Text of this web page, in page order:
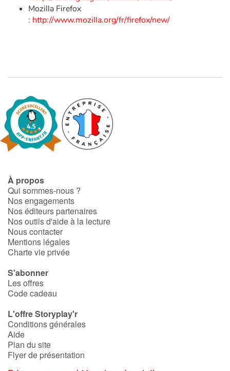
À l'école
Émotions et sentiments
Formats et illustrations
Contraste +
Aide
Famille
Écoles
Médiathèques
Vidéos & Tutoriaux
Mozilla Firefox
: http://www.mozilla.org/fr/firefox/new/
À propos
Qui sommes-nous ?
Nos engagements
Nos éditeurs partenaires
Nos outils d'aide à la lecture
Nous contacter
Mentions légales
Charte vie privée
S'abonner
Les offres
Code cadeau
L'offre Storyplay'r
Conditions générales
Aide
Plan du site
Flyer de présentation